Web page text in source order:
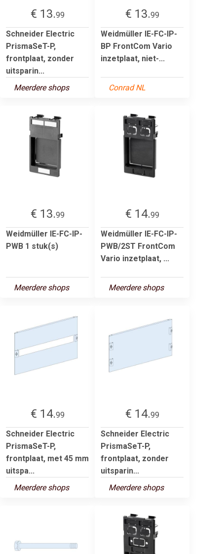
€ 13.99
Schneider Electric
PrismaSeT-P,
frontplaat, zonder
uitsparin...
Meerdere shops
€ 13.99
Weidmüller IE-FC-IP-
BP FrontCom Vario
inzetplaat, niet-...
Conrad NL
€ 13.99
Weidmüller IE-FC-IP-
PWB 1 stuk(s)
Meerdere shops
€ 14.99
Weidmüller IE-FC-IP-
PWB/2ST FrontCom
Vario inzetplaat, ...
Meerdere shops
€ 14.99
Schneider Electric
PrismaSeT-P,
frontplaat, met 45 mm
uitspa...
Meerdere shops
€ 14.99
Schneider Electric
PrismaSeT-P,
frontplaat, zonder
uitsparin...
Meerdere shops